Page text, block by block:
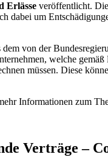
Erlässe veröffentlicht.
dabei um
von der
welche
müssen. Diese
Informationen zum
Verträge –